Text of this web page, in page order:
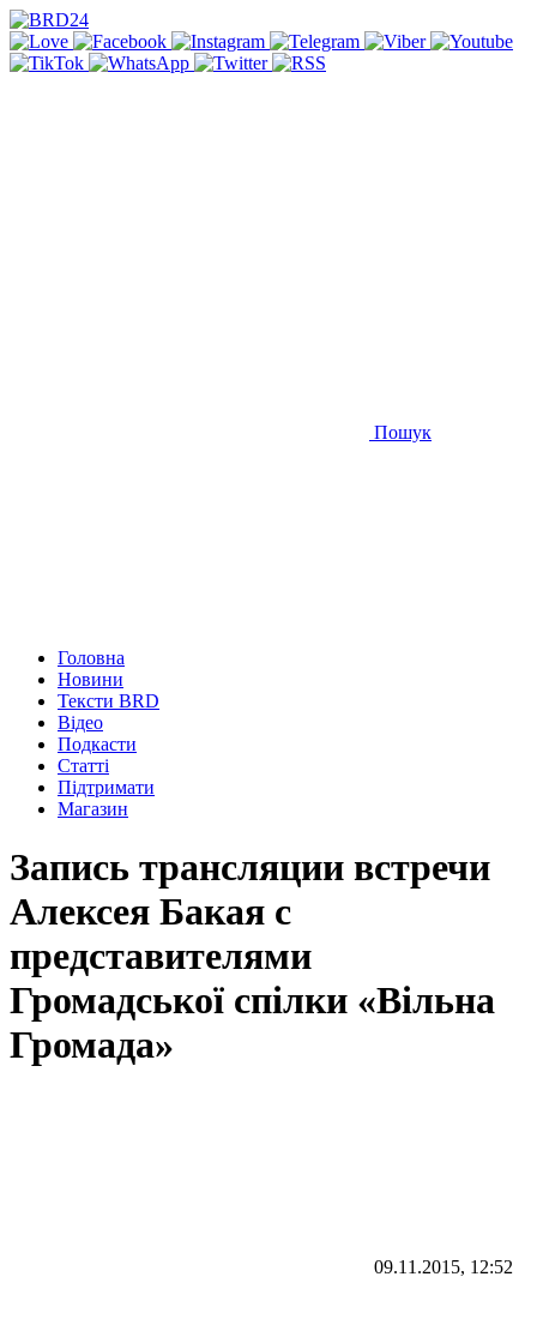
Пошук
Головна
Новини
Тексти BRD
Відео
Подкасти
Статті
Підтримати
Магазин
Запись трансляции встречи
Алексея Бакая с
представителями
Громадської спілки «Вільна
Громада»
09.11.2015, 12:52